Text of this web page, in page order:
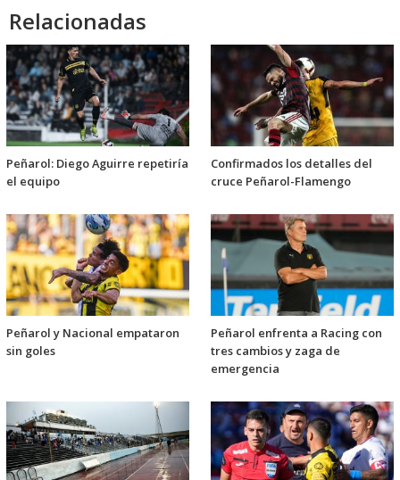
Relacionadas
Peñarol: Diego Aguirre repetiría
el equipo
Confirmados los detalles del
cruce Peñarol-Flamengo
Peñarol y Nacional empataron
sin goles
Peñarol enfrenta a Racing con
tres cambios y zaga de
emergencia